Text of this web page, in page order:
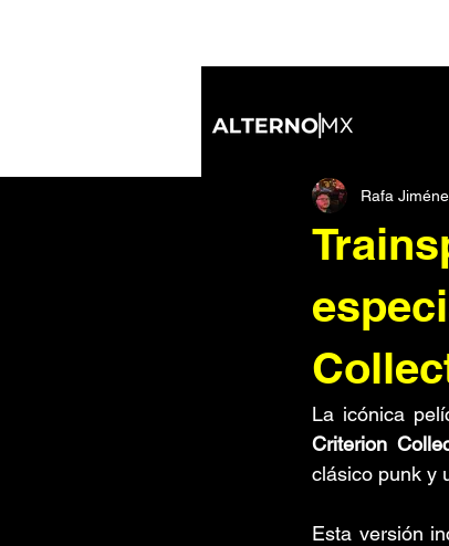
Industrial
Inteligencia Artificial
Tecnología De ida y
Rafa
La icónica
Criterion
clásico punk y
Esta versión